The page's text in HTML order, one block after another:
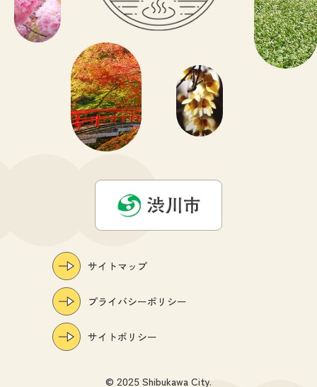
サイトマップ
プライバシーポリシー
サイトポリシー
© 2025 Shibukawa City.